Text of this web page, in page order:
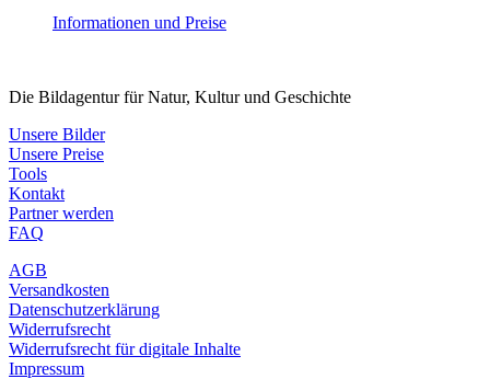
Informationen und Preise
Die Bildagentur für Natur, Kultur und Geschichte
Unsere Bilder
Unsere Preise
Tools
Kontakt
Partner werden
FAQ
AGB
Versandkosten
Datenschutzerklärung
Widerrufsrecht
Widerrufsrecht für digitale Inhalte
Impressum